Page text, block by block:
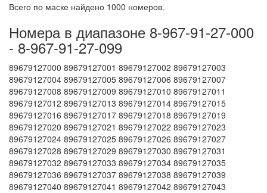
Всего по маске найдено 1000 номеров.
Номера в диапазоне 8-967-91-27-000
- 8-967-91-27-099
89679127000 89679127001 89679127002 89679127003
89679127004 89679127005 89679127006 89679127007
89679127008 89679127009 89679127010 89679127011
89679127012 89679127013 89679127014 89679127015
89679127016 89679127017 89679127018 89679127019
89679127020 89679127021 89679127022 89679127023
89679127024 89679127025 89679127026 89679127027
89679127028 89679127029 89679127030 89679127031
89679127032 89679127033 89679127034 89679127035
89679127036 89679127037 89679127038 89679127039
89679127040 89679127041 89679127042 89679127043